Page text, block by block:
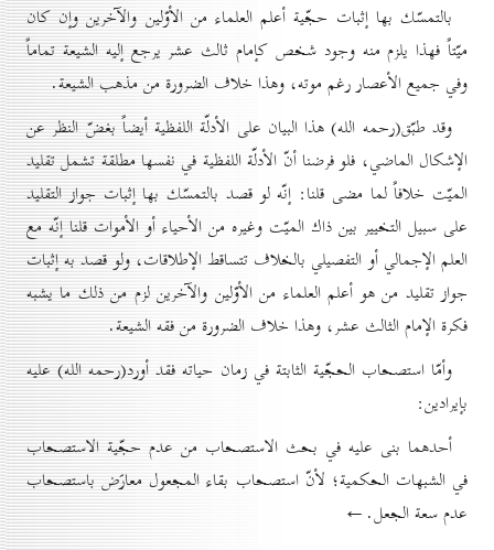
بالتمسّك بها إثبات حجّية أعلم العلماء من الأوّلين والآخرين وإن كان
ميّتاً فهذا يلزم منه وجود شخص كإمام ثالث عشر يرجع إليه الشيعة تماماً
وفي جميع الأعصار رغم موته، وهذا خلاف الضرورة من مذهب الشيعة.
وقد طبّق(رحمه الله) هذا البيان على الأدلّة اللفظية أيضاً بغضّ النظر عن
الإشكال الماضي، فلو فرضنا أنّ الأدلّة اللفظية في نفسها مطلقة تشمل تقليد
الميّت خلافاً لما مضی قلنا: إنّه لو قصد بالتمسّك بها إثبات جواز التقليد
على سبيل التخيير بين ذاك الميّت وغيره من الأحياء أو الأموات قلنا إنّه مع
العلم الإجمالي أو التفصيلي بالخلاف تتساقط الإطلاقات، ولو قصد به إثبات
جواز تقليد من هو أعلم العلماء من الأوّلين والآخرين لزم من ذلك ما يشبه
فكرة الإمام الثالث عشر، وهذا خلاف الضرورة من فقه الشيعة.
وأمّا استصحاب الحجّية الثابتة في زمان حياته فقد أورد(رحمه الله) عليه
بإيرادين:
أحدهما بنى عليه في بحث الاستصحاب من عدم حجّية الاستصحاب
في الشبهات الحكمية؛ لأنّ استصحاب بقاء المجعول معارَض باستصحاب
عدم سعة الجعل.←